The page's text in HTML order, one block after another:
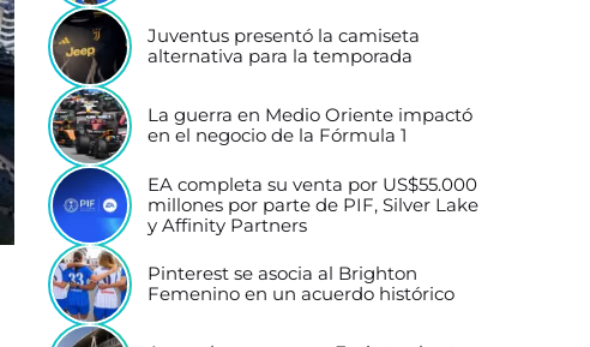
Juventus presentó la camiseta
alternativa para la temporada
La guerra en Medio Oriente impactó
en el negocio de la Fórmula 1
EA completa su venta por US$55.000
millones por parte de PIF, Silver Lake
y Affinity Partners
Pinterest se asocia al Brighton
Femenino en un acuerdo histórico